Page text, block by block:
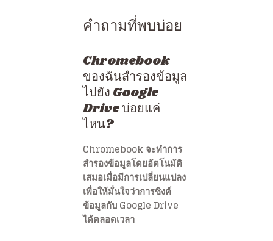
คำถามที่พบบ่อย
Chromebook
ของฉันสำรองข้อมูล
ไปยัง Google
Drive บ่อยแค่
ไหน?
Chromebook จะทำการ
สำรองข้อมูลโดยอัตโนมัติ
เสมอเมื่อมีการเปลี่ยนแปลง
เพื่อให้มั่นใจว่าการซิงค์
ข้อมูลกับ Google Drive
ได้ตลอดเวลา